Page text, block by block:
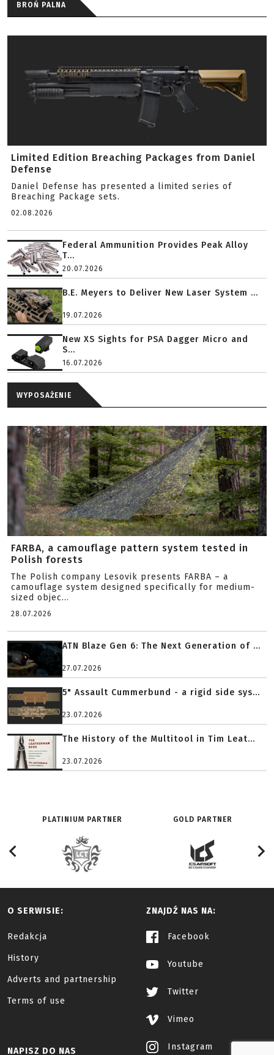
BROŃ PALNA
Limited Edition Breaching Packages from Daniel
Defense
Daniel Defense has presented a limited series of
Breaching Package sets.
02.08.2026
Federal Ammunition Provides Peak Alloy
T...
20.07.2026
B.E. Meyers to Deliver New Laser System ...
19.07.2026
New XS Sights for PSA Dagger Micro and
S...
16.07.2026
WYPOSAŻENIE
FARBA, a camouflage pattern system tested in
Polish forests
The Polish company Lesovik presents FARBA – a
camouflage system designed specifically for medium-
sized objec...
28.07.2026
ATN Blaze Gen 6: The Next Generation of ...
27.07.2026
5" Assault Cummerbund - a rigid side sys...
23.07.2026
The History of the Multitool in Tim Leat...
23.07.2026
PLATINIUM PARTNER GOLD PARTNER
O SERWISIE:
Redakcja
History
Adverts and partnership
Terms of use
ZNAJDŹ NAS NA:
Facebook
Youtube
Twitter
Vimeo
Instagram
NAPISZ DO NAS